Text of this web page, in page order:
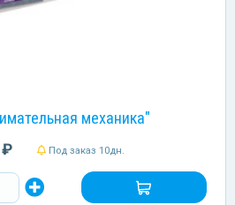
механика"
₽ Под заказ 10дн.